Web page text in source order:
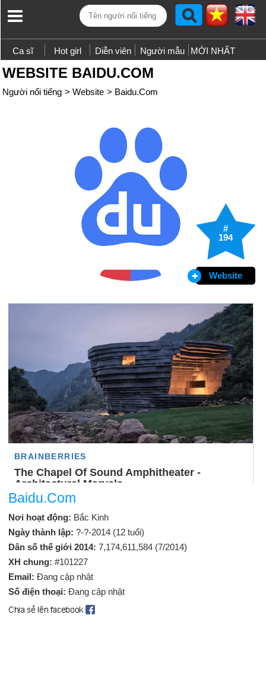
Ca sĩ Hot girl Diễn viên Người mẫu MỚI NHẤT
WEBSITE BAIDU.COM
Người nổi tiếng > Website > Baidu.Com
#
194
Website
Baidu.Com
Nơi hoạt động: Bắc Kinh
Ngày thành lập: ?-?-2014 (12 tuổi)
Dân số thế giới 2014: 7,174,611,584 (7/2014)
XH chung: #101227
Email: Đang cập nhật
Số điện thoại: Đang cập nhật